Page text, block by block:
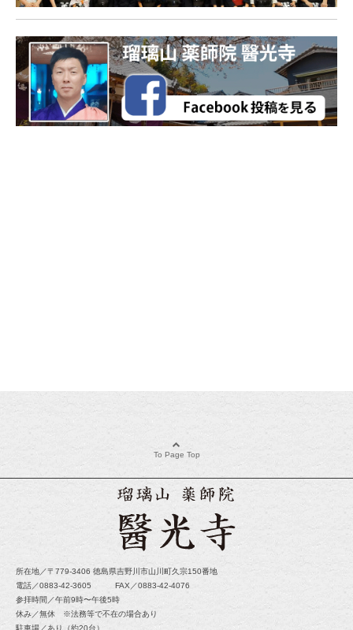
To Page Top
所在地／〒779-3406 徳島県吉野川市山川町久宗150番地
電話／0883-42-3605 FAX／0883-42-4076
参拝時間／午前9時〜午後5時
休み／無休 ※法務等で不在の場合あり
駐車場／あり（約20台）